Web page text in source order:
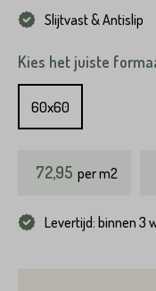
Slijtvast & Antislip
Kies het juiste
60x60
72,95 perm2
Levertijd: binnen 3